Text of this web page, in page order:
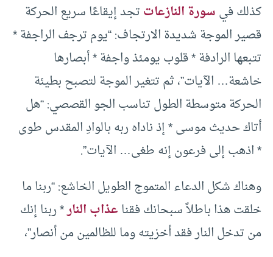
كذلك فيسورة النازعاتتجد إيقاعًا سريع الحركة
قصير الموجة شديدة الارتجاف: “يوم ترجف الراجفة *
تتبعها الرادفة * قلوب يومئذ واجفة * أبصارها
خاشعة… الآيات”، ثم تتغير الموجة لتصبح بطيئة
الحركة متوسطة الطول تناسب الجو القصصي: “هل
أتاك حديث موسى * إذ ناداه ربه بالوادِ المقدس طوى
* اذهب إلى فرعون إنه طغى… الآيات”.
وهناك شكل الدعاء المتموج الطويل الخاشع: “ربنا ما
خلقت هذا باطلاً سبحانك فقناعذاب النار* ربنا إنك
من تدخل النار فقد أخزيته وما للظالمين من أنصار”،